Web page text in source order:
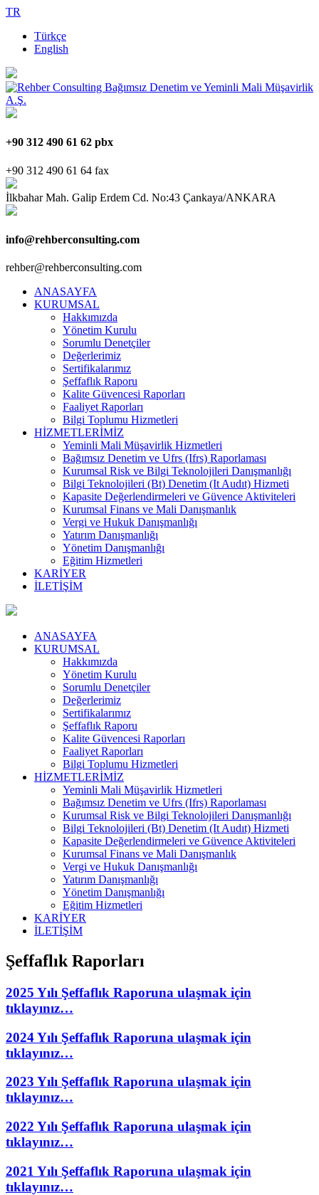
TR
Türkçe
English
+90 312 490 61 62 pbx
+90 312 490 61 64 fax
İlkbahar Mah. Galip Erdem Cd. No:43 Çankaya/ANKARA
info@rehberconsulting.com
rehber@rehberconsulting.com
ANASAYFA
KURUMSAL
Hakkımızda
Yönetim Kurulu
Sorumlu Denetçiler
Değerlerimiz
Sertifikalarımız
Şeffaflık Raporu
Kalite Güvencesi Raporları
Faaliyet Raporları
Bilgi Toplumu Hizmetleri
HİZMETLERİMİZ
Yeminli Mali Müşavirlik Hizmetleri
Bağımsız Denetim ve Ufrs (Ifrs) Raporlaması
Kurumsal Risk ve Bilgi Teknolojileri Danışmanlığı
Bilgi Teknolojileri (Bt) Denetim (It Audıt) Hizmeti
Kapasite Değerlendirmeleri ve Güvence Aktiviteleri
Kurumsal Finans ve Mali Danışmanlık
Vergi ve Hukuk Danışmanlığı
Yatırım Danışmanlığı
Yönetim Danışmanlığı
Eğitim Hizmetleri
KARİYER
İLETİŞİM
ANASAYFA
KURUMSAL
Hakkımızda
Yönetim Kurulu
Sorumlu Denetçiler
Değerlerimiz
Sertifikalarımız
Şeffaflık Raporu
Kalite Güvencesi Raporları
Faaliyet Raporları
Bilgi Toplumu Hizmetleri
HİZMETLERİMİZ
Yeminli Mali Müşavirlik Hizmetleri
Bağımsız Denetim ve Ufrs (Ifrs) Raporlaması
Kurumsal Risk ve Bilgi Teknolojileri Danışmanlığı
Bilgi Teknolojileri (Bt) Denetim (It Audıt) Hizmeti
Kapasite Değerlendirmeleri ve Güvence Aktiviteleri
Kurumsal Finans ve Mali Danışmanlık
Vergi ve Hukuk Danışmanlığı
Yatırım Danışmanlığı
Yönetim Danışmanlığı
Eğitim Hizmetleri
KARİYER
İLETİŞİM
Şeffaflık Raporları
2025 Yılı Şeffaflık Raporuna ulaşmak için
tıklayınız…
2024 Yılı Şeffaflık Raporuna ulaşmak için
tıklayınız…
2023 Yılı Şeffaflık Raporuna ulaşmak için
tıklayınız…
2022 Yılı Şeffaflık Raporuna ulaşmak için
tıklayınız…
2021 Yılı Şeffaflık Raporuna ulaşmak için
tıklayınız…